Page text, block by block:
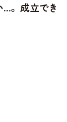
…。成立でき